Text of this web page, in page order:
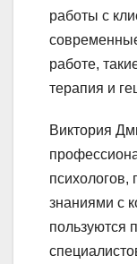
работы с
работе,
терапия и
Виктория
психологов,
знаниями с
пользуются